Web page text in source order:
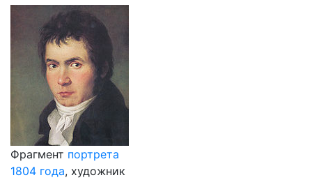
Фрагмент портрета
1804 года, художник